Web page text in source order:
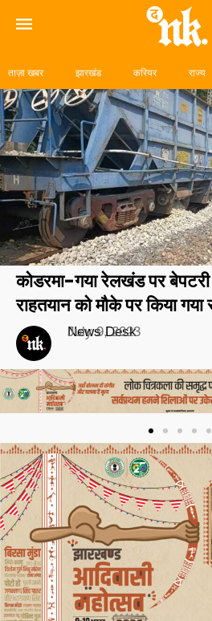
ताज़ा खबर झारखंड करियर राज्य
कोडरमा-गया रेलखंड पर बेपटरी
राहतयान को मौके पर किया गया
News Desk
July 9, 2023